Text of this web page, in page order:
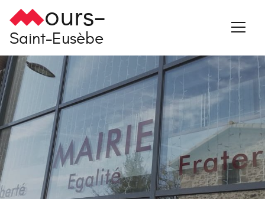
ours-
Saint-Eusèbe